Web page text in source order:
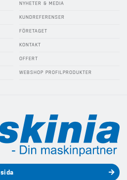
NYHETER & MEDIA
KUNDREFERENSER
FÖRETAGET
KONTAKT
OFFERT
WEBSHOP PROFILPRODUKTER